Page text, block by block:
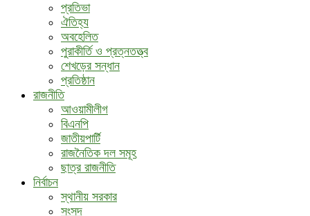
প্রতিভা
ঐতিহ্য
অবহেলিত
পুরাকীর্তি ও প্রত্নতত্ত্ব
শেখড়ের সন্ধান
প্রতিষ্ঠান
রাজনীতি
আওয়ামীলীগ
বিএনপি
জাতীয়পার্টি
রাজনৈতিক দল সমূহ
ছাত্র রাজনীতি
নির্বাচন
স্থানীয় সরকার
সংসদ